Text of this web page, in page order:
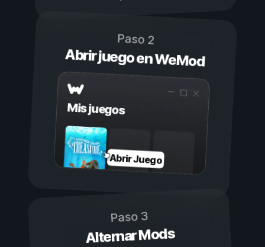
Paso 2
Abrir juego en WeMod
Mis juegos
Abrir Juego
Paso 3
Alternar Mods